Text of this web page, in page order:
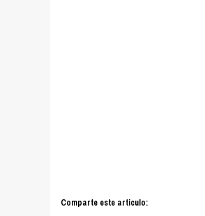
Comparte este articulo: